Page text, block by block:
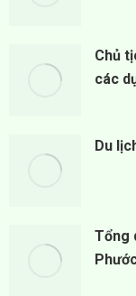
Chủ
các
Du
Tổng